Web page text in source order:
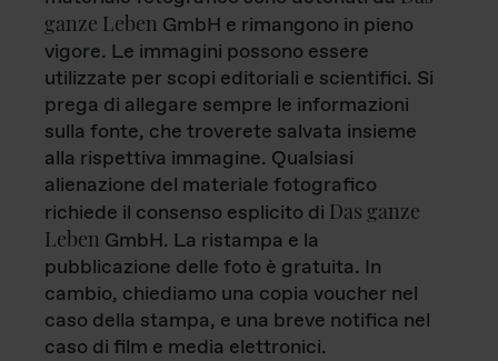
ganze Leben GmbH e rimangono in pieno
vigore. Le immagini possono essere
utilizzate per scopi editoriali e scientifici. Si
prega di allegare sempre le informazioni
sulla fonte, che troverete salvata insieme
alla rispettiva immagine. Qualsiasi
alienazione del materiale fotografico
richiede il consenso esplicito di Das ganze
Leben GmbH. La ristampa e la
pubblicazione delle foto è gratuita. In
cambio, chiediamo una copia voucher nel
caso della stampa, e una breve notifica nel
caso di film e media elettronici.